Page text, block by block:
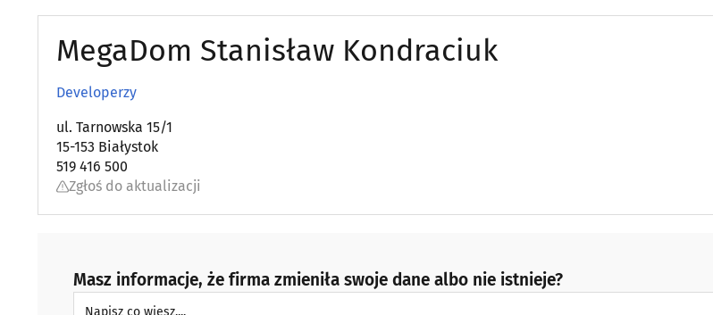
MegaDom Stanisław Kondraciuk
Developerzy
ul. Tarnowska 15/1
15-153 Białystok
519 416 500
Zgłoś do aktualizacji
Masz informacje, że firma zmieniła swoje dane albo nie istnieje?